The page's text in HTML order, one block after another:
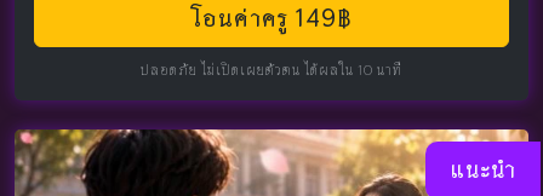
โอนค่าครู 149฿
ปลอดภัย ไม่เปิดเผยตัวตน ได้ผลใน 10 นาที
แนะนำ